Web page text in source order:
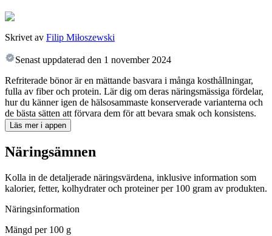
Skrivet av Filip Miłoszewski
Senast uppdaterad den 1 november 2024
Refriterade bönor är en mättande basvara i många kosthållningar,
fulla av fiber och protein. Lär dig om deras näringsmässiga fördelar,
hur du känner igen de hälsosammaste konserverade varianterna och
de bästa sätten att förvara dem för att bevara smak och konsistens.
Läs mer i appen
Näringsämnen
Kolla in de detaljerade näringsvärdena, inklusive information som
kalorier, fetter, kolhydrater och proteiner per 100 gram av produkten.
Näringsinformation
Mängd per100 g